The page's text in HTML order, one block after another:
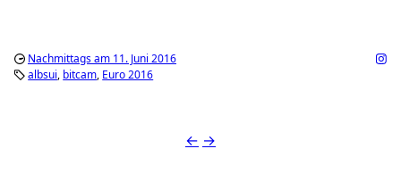
Nachmittags am 11. Juni 2016
albsui bitcam Euro 2016
← →